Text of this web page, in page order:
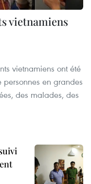
vietnamiens
vietnamiens ont été
en grandes
des malades, des